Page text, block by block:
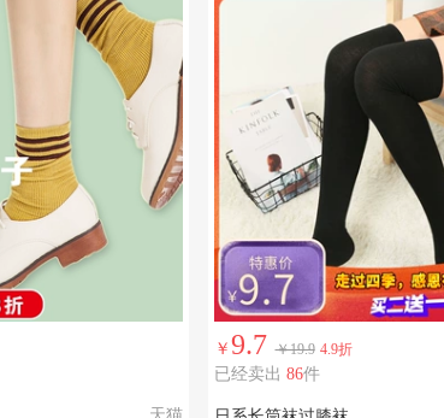
￥ 9.7 ￥19.9 4.9折
已经卖出 86件